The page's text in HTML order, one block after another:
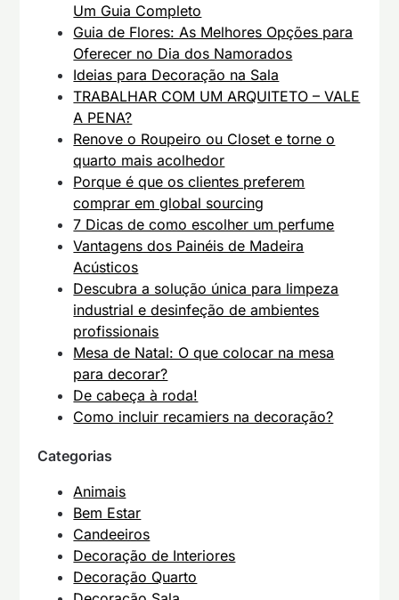
Um Guia Completo
Guia de Flores: As Melhores Opções para
Oferecer no Dia dos Namorados
Ideias para Decoração na Sala
TRABALHAR COM UM ARQUITETO – VALE
A PENA?
Renove o Roupeiro ou Closet e torne o
quarto mais acolhedor
Porque é que os clientes preferem
comprar em global sourcing
7 Dicas de como escolher um perfume
Vantagens dos Painéis de Madeira
Acústicos
Descubra a solução única para limpeza
industrial e desinfeção de ambientes
profissionais
Mesa de Natal: O que colocar na mesa
para decorar?
De cabeça à roda!
Como incluir recamiers na decoração?
Categorias
Animais
Bem Estar
Candeeiros
Decoração de Interiores
Decoração Quarto